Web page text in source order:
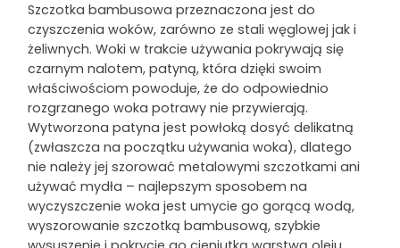
Szczotka bambusowa przeznaczona jest do
czyszczenia woków, zarówno ze stali węglowej jak i
żeliwnych. Woki w trakcie używania pokrywają się
czarnym nalotem, patyną, która dzięki swoim
właściwościom powoduje, że do odpowiednio
rozgrzanego woka potrawy nie przywierają.
Wytworzona patyna jest powłoką dosyć delikatną
(zwłaszcza na początku używania woka), dlatego
nie należy jej szorować metalowymi szczotkami ani
używać mydła – najlepszym sposobem na
wyczyszczenie woka jest umycie go gorącą wodą,
wyszorowanie szczotką bambusową, szybkie